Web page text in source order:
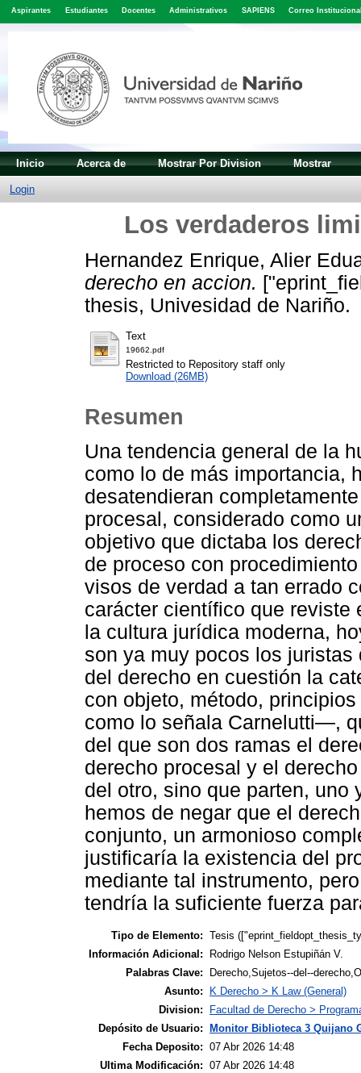
Aspirantes Estudiantes Docentes Administrativos SAPIENS Correo
Inicio Acerca de Mostrar Por Division Mostrar
Login
Los verdaderos
Hernandez Enrique, Alier
derecho en accion.
thesis, Univesidad de Nariño.
Text
19662.pdf
Restricted to Repository staff only
Download (26MB)
Resumen
Una tendencia general de la
como lo de más importancia,
desatendieran
procesal, considerado como
objetivo que dictaba los
de proceso con
visos de verdad a tan errado
carácter científico que reviste
la cultura jurídica moderna,
son ya muy pocos los
del derecho en cuestión la
con objeto, método,
como lo señala Carnelutti—,
del que son dos ramas el
derecho procesal y el
del otro, sino que parten, uno
hemos de negar que el
conjunto, un armonioso
justificaría la existencia del
mediante tal instrumento,
tendría la suficiente fuerza
Tipo de Elemento: Tesis
Información Adicional:
Rodrigo Nelson Estupiñán V.
Palabras Clave:
Derecho,Sujetos--del--
Asunto:
K Derecho > K Law (General)
Division:
Facultad de Derecho >
Depósito de Usuario: Monitor Biblioteca 3 Quijano
Fecha Deposito: 07 Abr 2026 14:48
Ultima Modificación: 07 Abr 2026 14:48